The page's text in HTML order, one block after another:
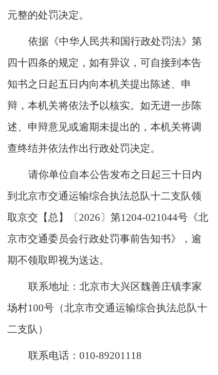
元整的处罚决定。
依据《中华人民共和国行政处罚法》第
四十四条的规定，如有异议，可自接到本告
知书之日起五日内向本机关提出陈述、申
辩，本机关将依法予以核实。如无进一步陈
述、申辩意见或逾期未提出的，本机关将调
查终结并依法作出行政处罚决定。
请你单位自本公告发布之日起三十日内
到北京市交通运输综合执法总队十二支队领
取京交【总】〔2026〕第1204-021044号《北
京市交通委员会行政处罚事前告知书》，逾
期不领取即视为送达。
联系地址：北京市大兴区魏善庄镇李家
场村100号（北京市交通运输综合执法总队十
二支队）
联系电话：010-89201118